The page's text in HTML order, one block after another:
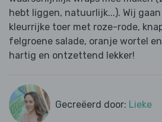
hebt liggen, natuurlijk...). Wij
kleurrijke toer met roze-rode,
felgroene salade, oranje wortel
hartig en ontzettend lekker!
Gecreëerd door: Lieke